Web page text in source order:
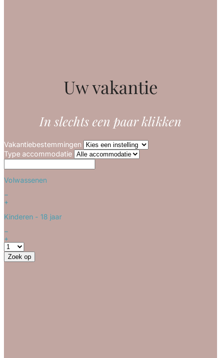
Uw vakantie
In slechts een paar klikken
Vakantiebestemmingen
Type accommodatie
Volwassenen
−
+
Kinderen - 18 jaar
−
+
Zoek op